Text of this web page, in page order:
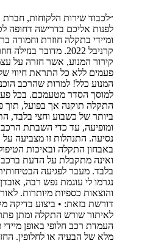
״לכבוד שירות הלקוחות, חברת
לפנות אליכם בדרישה דחופה
ומיידי בתקלה חוזרת וחמורה
קרניבל 2022. מדובר
קירור המנוע, אשר חזרה על
פעמים ללא כל התראת חיווי
המנוע כלל! למרות שהרכב
למוסך הסדר מטעמכם. בכל
התקלה תוקנה אך בפועל, תוך
ביותר של כשבוע וחצי בלבד,
ומופיעה, עד כדי השבתת
נסיעה. התנהלות זו מצביעה
באבחון התקלה ובאיכות
בלבד. מעבר לפגיעה
נגרמו לי עוגמת נפש רבה,
והוצאות כספיות מיותרות.
דורשת בזאת: • ביצוע בדיקה
לאיתור שורש התקלה ומתן
העמדת רכב חלופי באופן מיידי
מלא של הבעיה או לחלופין.